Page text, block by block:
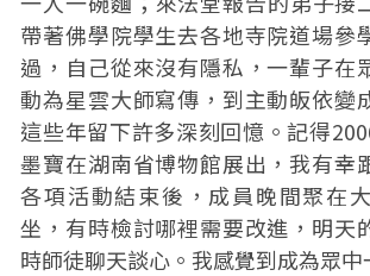
帶著佛學院學生去各地寺院道場參
過，自己從來沒有隱私，一輩子在
動為星雲大師寫傳，到主動皈依變
這些年留下許多深刻回憶。記得
墨寶在湖南省博物館展出，我有幸
各項活動結束後，成員晚間聚在
坐，有時檢討哪裡需要改進，明天
時師徒聊天談心。我感覺到成為眾中